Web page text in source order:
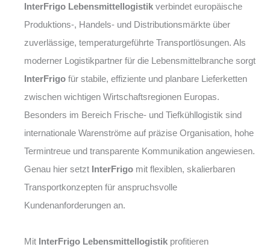
InterFrigo Lebensmittellogistik verbindet europäische
Produktions-, Handels- und Distributionsmärkte über
zuverlässige, temperaturgeführte Transportlösungen. Als
moderner Logistikpartner für die Lebensmittelbranche sorgt
InterFrigo für stabile, effiziente und planbare Lieferketten
zwischen wichtigen Wirtschaftsregionen Europas.
Besonders im Bereich Frische- und Tiefkühllogistik sind
internationale Warenströme auf präzise Organisation, hohe
Termintreue und transparente Kommunikation angewiesen.
Genau hier setzt InterFrigo mit flexiblen, skalierbaren
Transportkonzepten für anspruchsvolle
Kundenanforderungen an.
Mit InterFrigo Lebensmittellogistik profitieren